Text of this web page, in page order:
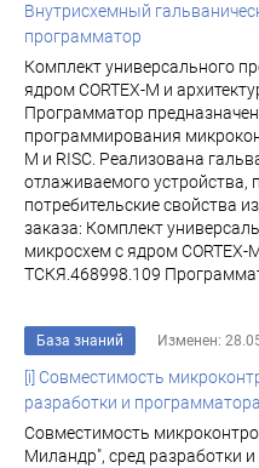
Внутрисхемный
программатор
Комплект универсального
ядром CORTEX-M и
Программатор
программирования
M и RISC. Реализована
отлаживаемого
потребительские свойства
заказа: Комплект
микросхем с ядром CORTEX-
ТСКЯ.468998.109
База знаний Изменен:
[i] Совместимость
разработки и
Совместимость
Миландр", сред разработки